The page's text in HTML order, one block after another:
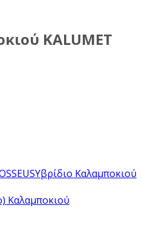
KALUMET
Υβρίδιο Καλαμποκιού
Καλαμποκιού